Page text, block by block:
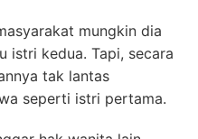
mungkin dia
istri kedua. Tapi, secara
tak lantas
seperti istri pertama.